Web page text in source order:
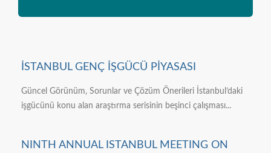
İSTANBUL GENÇ İŞGÜCÜ PİYASASI
Güncel Görünüm, Sorunlar ve Çözüm Önerileri İstanbul’daki
işgücünü konu alan araştırma serisinin beşinci çalışması...
NINTH ANNUAL ISTANBUL MEETING ON